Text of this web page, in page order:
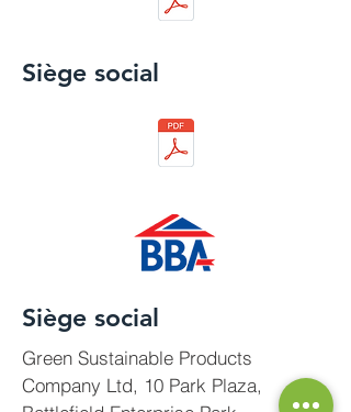
Siège social
Siège social
Green Sustainable Products
Company Ltd, 10 Park Plaza,